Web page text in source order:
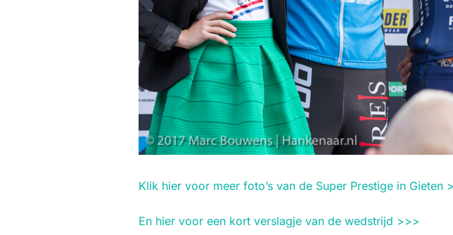
Klik hier voor meer foto’s van de Super Prestige in Gieten
En hier voor een kort verslagje van de wedstrijd >>>